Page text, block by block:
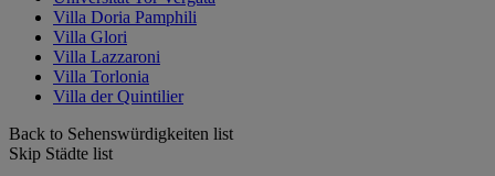
Villa Doria Pamphili
Villa Glori
Villa Lazzaroni
Villa Torlonia
Villa der Quintilier
Back to Sehenswürdigkeiten list
Skip Städte list